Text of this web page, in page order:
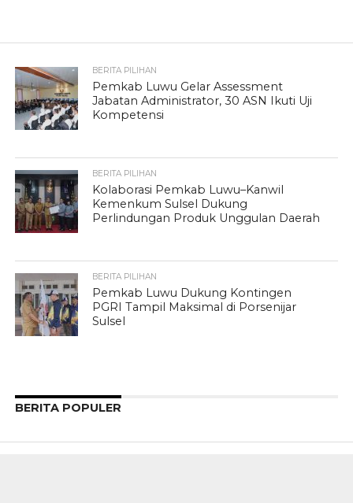
BERITA PILIHAN
Pemkab Luwu Gelar Assessment
Jabatan Administrator, 30 ASN Ikuti Uji
Kompetensi
BERITA PILIHAN
Kolaborasi Pemkab Luwu–Kanwil
Kemenkum Sulsel Dukung
Perlindungan Produk Unggulan Daerah
BERITA PILIHAN
Pemkab Luwu Dukung Kontingen
PGRI Tampil Maksimal di Porsenijar
Sulsel
BERITA POPULER